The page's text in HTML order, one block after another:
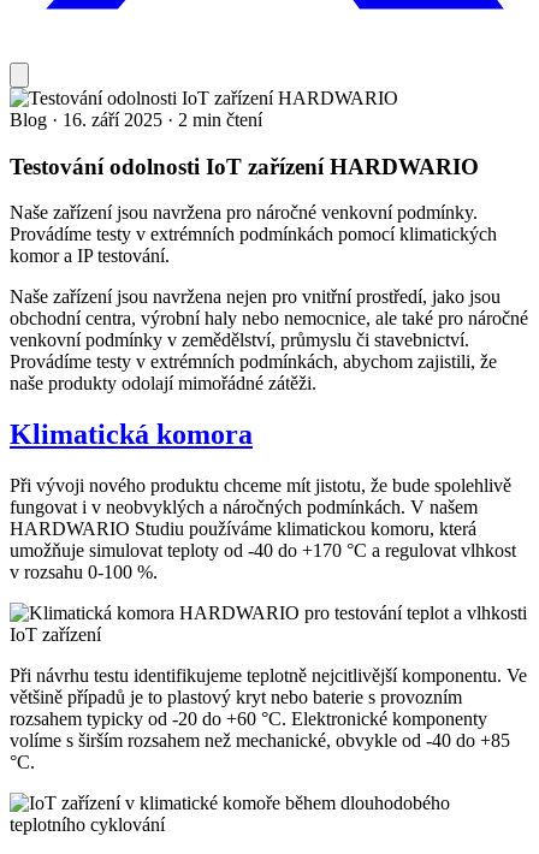
Blog · 16. září 2025 · 2 min čtení
Testování odolnosti IoT zařízení HARDWARIO
Naše zařízení jsou navržena pro náročné venkovní podmínky.
Provádíme testy v extrémních podmínkách pomocí klimatických
komor a IP testování.
Naše zařízení jsou navržena nejen pro vnitřní prostředí, jako jsou
obchodní centra, výrobní haly nebo nemocnice, ale také pro náročné
venkovní podmínky v zemědělství, průmyslu či stavebnictví.
Provádíme testy v extrémních podmínkách, abychom zajistili, že
naše produkty odolají mimořádné zátěži.
Klimatická komora
Při vývoji nového produktu chceme mít jistotu, že bude spolehlivě
fungovat i v neobvyklých a náročných podmínkách. V našem
HARDWARIO Studiu používáme klimatickou komoru, která
umožňuje simulovat teploty od -40 do +170 °C a regulovat vlhkost
v rozsahu 0-100 %.
Při návrhu testu identifikujeme teplotně nejcitlivější komponentu. Ve
většině případů je to plastový kryt nebo baterie s provozním
rozsahem typicky od -20 do +60 °C. Elektronické komponenty
volíme s širším rozsahem než mechanické, obvykle od -40 do +85
°C.